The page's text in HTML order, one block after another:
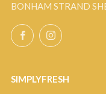
BONHAM STRAND
FacebookInstagram
SIMPLYFRESH